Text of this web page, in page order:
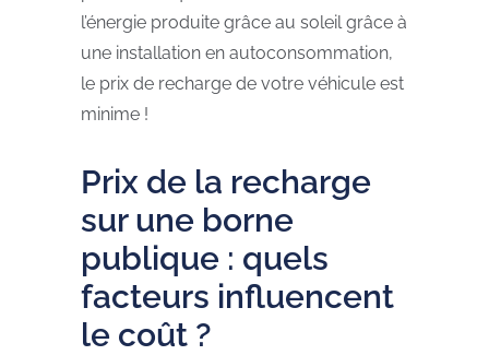
l’énergie produite grâce au soleil grâce à
une installation en autoconsommation,
le prix de recharge de votre véhicule est
minime !
Prix de la recharge
sur une borne
publique : quels
facteurs influencent
le coût ?